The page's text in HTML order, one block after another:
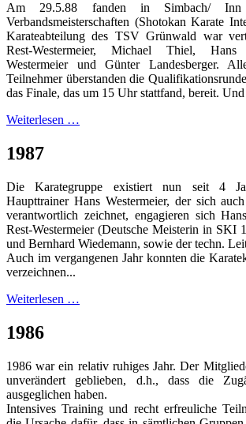
Am 29.5.88 fanden in Simbach/ Inn
Verbandsmeisterschaften (Shotokan Karate
Karateabteilung des TSV Grünwald war
Rest-Westermeier, Michael Thiel,
Westermeier und Günter Landesberger.
Teilnehmer überstanden die
das Finale, das um 15 Uhr stattfand, bereit.
Weiterlesen …
1987
Die Karategruppe existiert nun seit 4
Haupttrainer Hans Westermeier, der sich
verantwortlich zeichnet, engagieren sich
Rest-Westermeier (Deutsche Meisterin in SKI
und Bernhard Wiedemann, sowie der techn.
Auch im vergangenen Jahr konnten die
verzeichnen...
Weiterlesen …
1986
1986 war ein relativ ruhiges Jahr. Der
unverändert geblieben, d.h., dass die
ausgeglichen haben.
Intensives Training und recht erfreuliche